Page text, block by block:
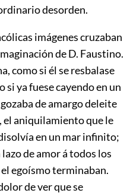
desorden.
imágenes cruzaban
de D. Faustino.
como si él se resbalase
si ya fuese cayendo en un
de amargo deleite
el aniquilamiento que le
en un mar infinito;
de amor á todos los
egoísmo terminaban.
de ver que se